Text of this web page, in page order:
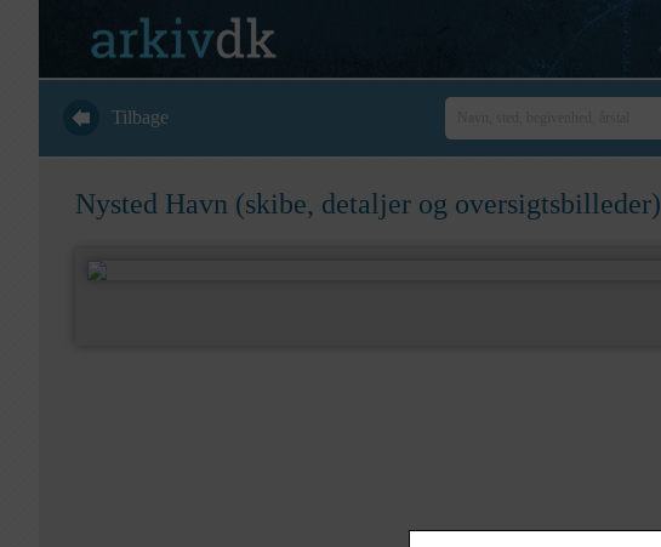
Tilbage
Nysted Havn (skibe, detaljer og oversigtsbilleder)